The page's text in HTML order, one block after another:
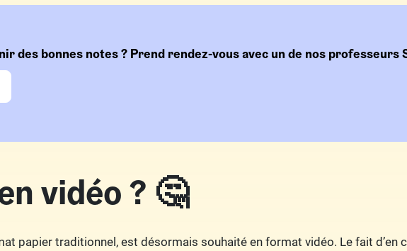
des bonnes notes ? Prend rendez-vous avec un de nos professeurs
vidéo ? 🤔
papier traditionnel, est désormais souhaité en format vidéo. Le fait d’en